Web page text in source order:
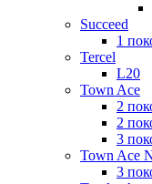
Succeed
1
Tercel
L20
Town Ace
2
2
3
Town Ace
3